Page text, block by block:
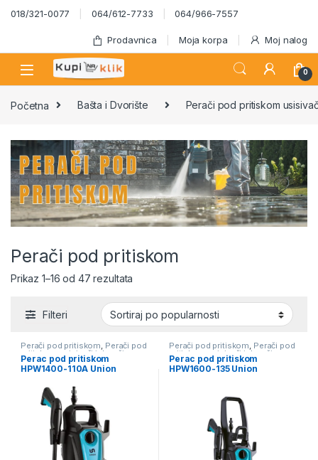
Skip to navigation
Skip to content
018/321-0077 064/612-7733 064/966-7557
Prodavnica Moja korpa Moj nalog
0
Početna Bašta i Dvorište Perači pod pritiskom
Perači pod pritiskom
Prikaz 1–16 od 47 rezultata
Filteri
Perači pod pritiskom, Perači pod
pritiskom usisivači i duvači
Perac pod pritiskom
HPW1400-110A Union
Perači pod pritiskom, Perači pod
pritiskom usisivači i duvači
Perac pod pritiskom
HPW1600-135 Union